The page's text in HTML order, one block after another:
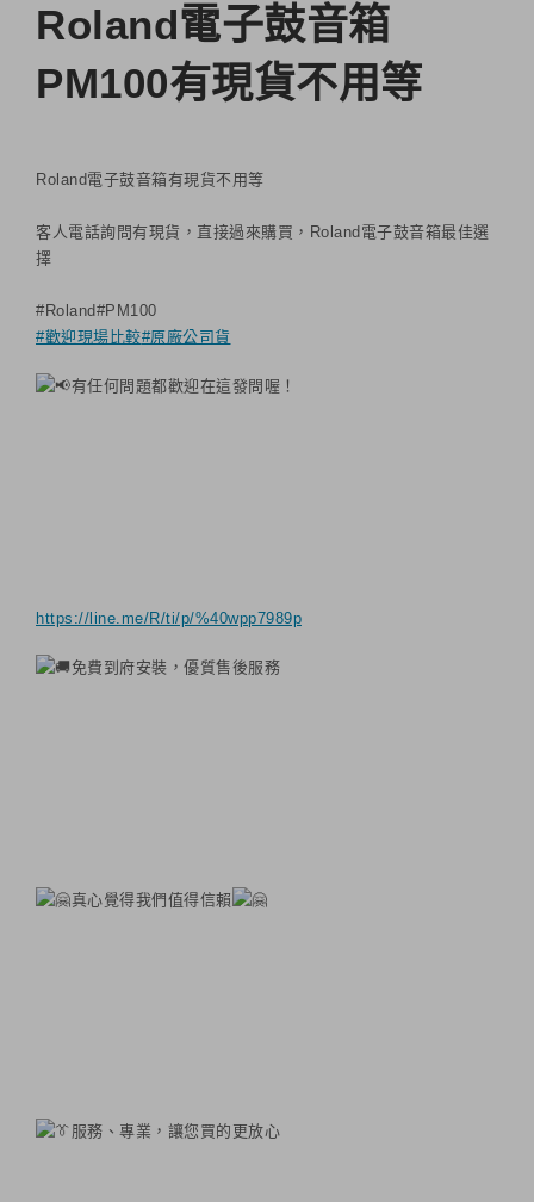
Roland電子鼓音箱
PM100有現貨不用等
Roland電子鼓音箱有現貨不用等
客人電話詢問有現貨，直接過來購買，Roland電子鼓音箱最佳選
擇
#Roland#PM100
#歡迎現場比較#原廠公司貨
有任何問題都歡迎在這發問喔！
https://line.me/R/ti/p/%40wpp7989p
免費到府安裝，優質售後服務
真心覺得我們值得信賴
服務、專業，讓您買的更放心